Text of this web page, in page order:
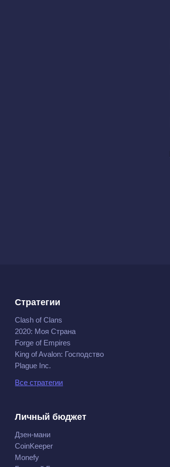
Стратегии
Clash of Clans
2020: Моя Cтрана
Forge of Empires
King of Avalon: Господство
Plague Inc.
Все стратегии
Личный бюджет
Дзен-мани
CoinKeeper
Monefy